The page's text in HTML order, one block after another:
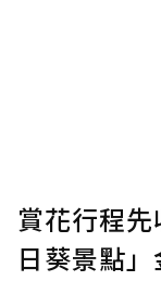
賞花行程
日葵景點